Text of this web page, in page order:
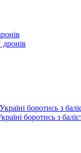
боротись з